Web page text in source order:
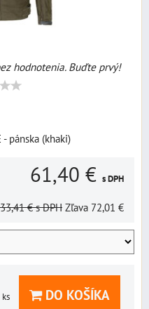
hodnotenia. Buďte prvý!
- pánska (khaki)
61,40 € s DPH
€s DPH Zľava 72,01 €
ks DO KOŠÍKA